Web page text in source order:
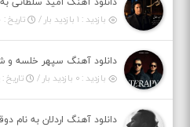
بازدید : ۱ بازدید بار /
تاریخ :
دانلود آهنگ سپهر خلسه و
بازدید : ۰ بازدید بار /
تاریخ :
دانلود آهنگ اردلان به نام